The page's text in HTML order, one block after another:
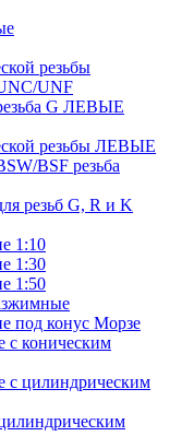
резьбы
UNF
G ЛЕВЫЕ
резьбы ЛЕВЫЕ
BSF резьба
резьб G, R и K
1:10
1:30
1:50
под конус Морзе
с коническим
с цилиндрическим